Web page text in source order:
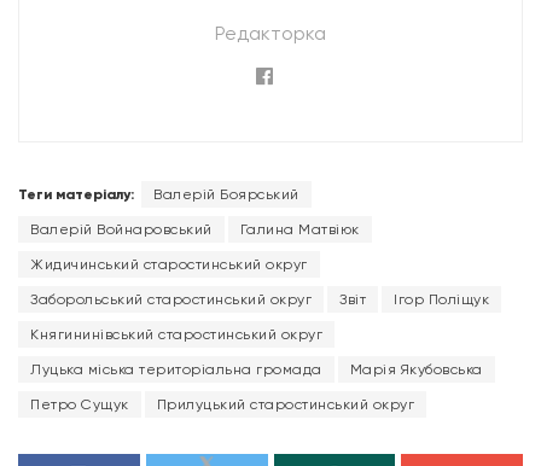
Редакторка
Теги матеріалу: Валерій Боярський
Валерій Войнаровський Галина Матвіюк
Жидичинський старостинський округ
Заборольський старостинський округ Звіт Ігор Поліщук
Княгининівський старостинський округ
Луцька міська територіальна громада Марія Якубовська
Петро Сущук Прилуцький старостинський округ